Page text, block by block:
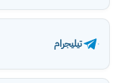
تيليجرام